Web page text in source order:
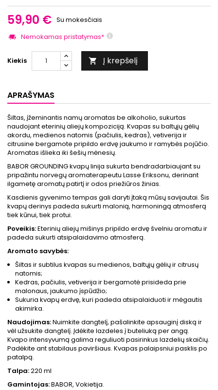
59,90 € Su mokesčiais
Nemokamas pristatymas*
Kiekis  Į krepšelį
APRAŠYMAS
Šiltas, įžeminantis namų aromatas be alkoholio, sukurtas
naudojant eterinių aliejų kompoziciją. Kvapas su baltųjų gėlių
akordu, medienos natomis (pačiulis, kedras), vetiverija ir
citrusine bergamote pripildo erdvę jaukumo ir ramybės pojūčio.
Aromatas išlieka iki šešių mėnesių.
BABOR GROUNDING kvapų linija sukurta bendradarbiaujant su
pripažintu norvegų aromaterapeutu Lasse Eriksonu, derinant
ilgametę aromatų patirtį ir odos priežiūros žinias.
Kasdienis gyvenimo tempas gali daryti įtaką mūsų savijautai. Šis
kvapų derinys padeda sukurti malonią, harmoningą atmosferą
tiek kūnui, tiek protui.
Poveikis:Eterinių aliejų mišinys pripildo erdvę švelniu aromatu ir
padeda sukurti atsipalaidavimo atmosferą.
Aromato savybės:
Šiltas ir subtilus kvapas su medienos, baltųjų gėlių ir citrusų
natomis;
Kedras, pačiulis, vetiverija ir bergamotė prisideda prie
malonaus, jaukumo įspūdžio;
Sukuria kvapų erdvę, kuri padeda atsipalaiduoti ir mėgautis
akimirka.
Naudojimas:Nuimkite dangtelį, pašalinkite apsauginį diską ir
vėl užsukite dangtelį. Įdėkite lazdeles į buteliuką per angą.
Kvapo intensyvumą galima reguliuoti pasirinkus lazdelių skaičių.
Padėkite ant stabilaus paviršiaus. Kvapas palaipsniui pasklis po
patalpą.
Talpa:220 ml
Gamintojas:BABOR, Vokietija.